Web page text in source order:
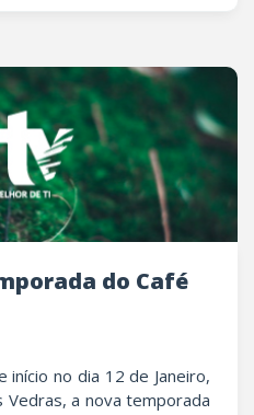
início no dia 12 de Janeiro,
a nova temporada